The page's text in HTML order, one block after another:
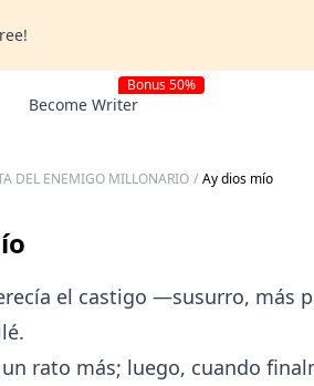
Become Writer
Bonus 50%
DEL ENEMIGO MILLONARIO / Ay dios mío
el castigo —susurro, más
rato más; luego, cuando